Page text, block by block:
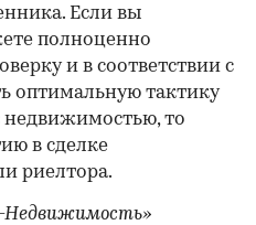
Если вы
полноценно
и в соответствии с
оптимальную тактику
недвижимостью, то
в сделке
риелтора.